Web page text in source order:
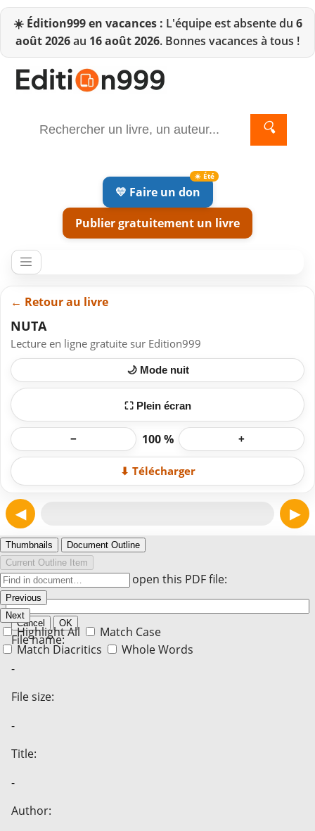
☀️ Édition999 en vacances : L'équipe est absente du 6
août 2026au 16 août 2026. Bonnes vacances à tous !
🔍
💛 Faire un don
Publier gratuitement un livre
← Retour au livre
NUTA
Lecture en ligne gratuite sur Edition999
🌙 Mode nuit
⛶ Plein écran
− 100 % +
⬇ Télécharger
◀ ▶
Thumbnails
Document Outline
Current Outline Item
Previous
Next
Highlight All
Match Case
Match Diacritics
Whole Words
Enter the password to open this PDF file:
Cancel OK
File name:
-
File size:
-
Title:
-
Author: